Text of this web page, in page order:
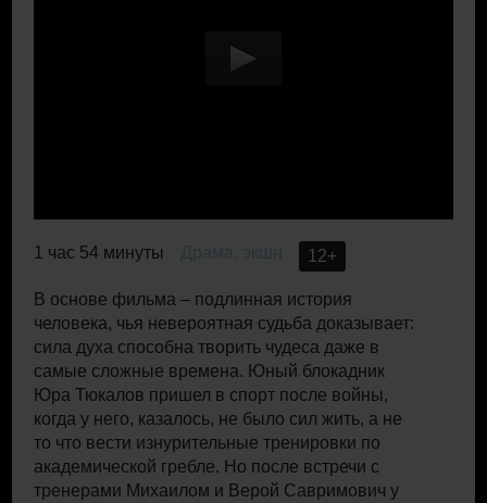
1 час 54 минуты 12+
В основе фильма – подлинная история
человека, чья невероятная судьба доказывает:
сила духа способна творить чудеса даже в
самые сложные времена. Юный блокадник
Юра Тюкалов пришел в спорт после войны,
когда у него, казалось, не было сил жить, а не
то что вести изнурительные тренировки по
академической гребле. Но после встречи с
тренерами Михаилом и Верой Савримович у